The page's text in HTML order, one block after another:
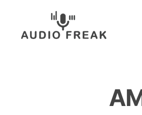
springen